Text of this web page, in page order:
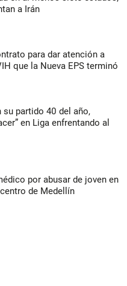
a Irán
para dar atención a
que la Nueva EPS terminó
su partido 40 del año,
en Liga enfrentando al
por abusar de joven en
de Medellín